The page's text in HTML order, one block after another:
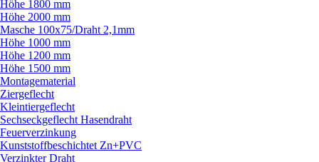
Höhe 1800 mm
Höhe 2000 mm
Masche 100x75/Draht 2,1mm
Höhe 1000 mm
Höhe 1200 mm
Höhe 1500 mm
Montagematerial
Ziergeflecht
Kleintiergeflecht
Sechseckgeflecht Hasendraht
Feuerverzinkung
Kunststoffbeschichtet Zn+PVC
Verzinkter Draht